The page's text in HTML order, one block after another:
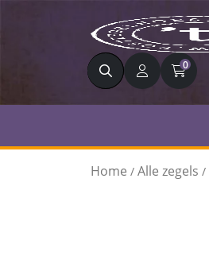
Zoeken 0
Home / Alle zegels /